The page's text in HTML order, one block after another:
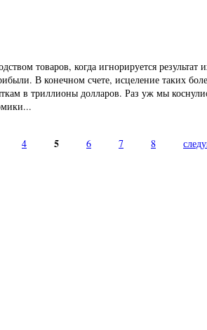
товаров, когда игнорируется
В конечном счете, исцеление таких
в триллионы долларов. Раз уж мы
4 5 6 7 8